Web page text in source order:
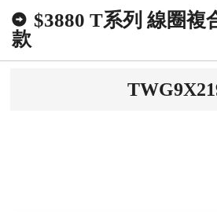
$3880 T系列 線圈複
款